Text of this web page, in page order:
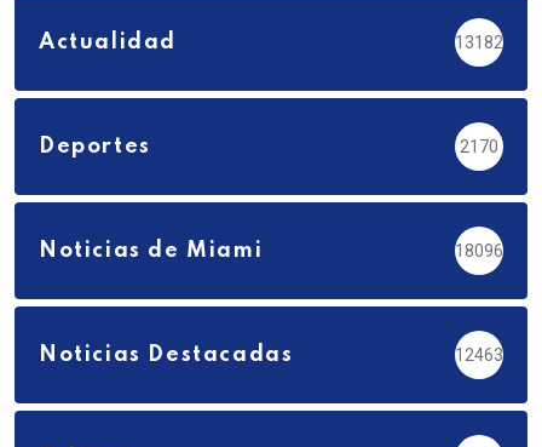
Actualidad 13182
Deportes 2170
Noticias de Miami 18096
Noticias Destacadas 12463